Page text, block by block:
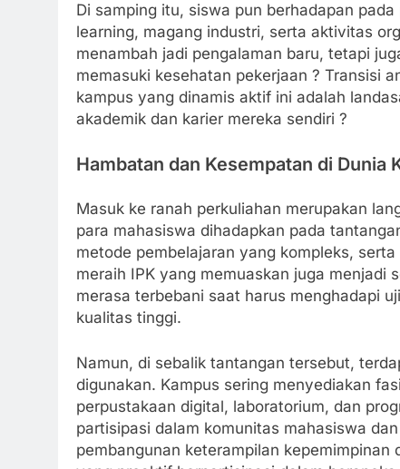
Di samping itu, siswa pun berhadapan
learning, magang industri, serta aktivitas
menambah jadi pengalaman baru, tetapi
memasuki kesehatan pekerjaan ? Transisi
kampus yang dinamis aktif ini adalah
akademik dan karier mereka sendiri ?
Hambatan dan Kesempatan di Dunia
Masuk ke ranah perkuliahan merupakan
para mahasiswa dihadapkan pada
metode pembelajaran yang kompleks,
meraih IPK yang memuaskan juga menjadi
merasa terbebani saat harus menghadapi
kualitas tinggi.
Namun, di sebalik tantangan tersebut,
digunakan. Kampus sering menyediakan
perpustakaan digital, laboratorium, dan
partisipasi dalam komunitas mahasiswa
pembangunan keterampilan